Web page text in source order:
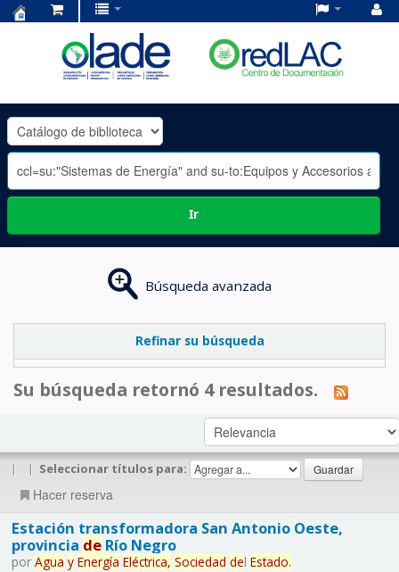
OLADE
-
Ir
Búsqueda avanzada
Refinar su búsqueda
Su búsqueda retornó 4 resultados.
| | Seleccionar títulos para:
Hacer reserva
Estación transformadora San Antonio Oeste,
provincia deRío Negro
por Agua y Energía Eléctrica, Sociedad del Estado.